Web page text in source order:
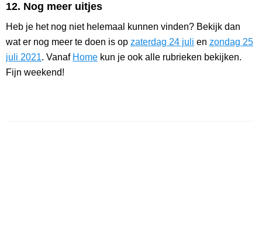
12. Nog meer uitjes
Heb je het nog niet helemaal kunnen vinden? Bekijk dan
wat er nog meer te doen is op zaterdag 24 juli en zondag 25
juli 2021. Vanaf Home kun je ook alle rubrieken bekijken.
Fijn weekend!